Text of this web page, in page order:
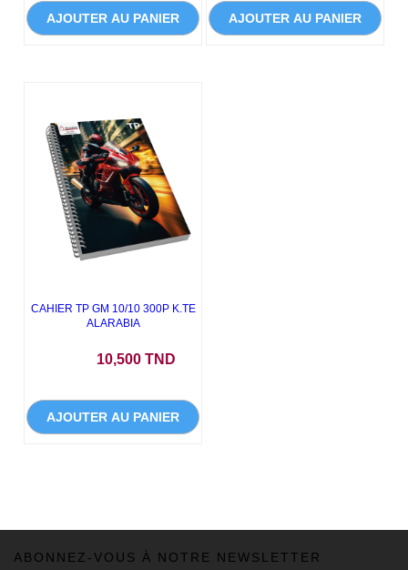
AJOUTER AU PANIER AJOUTER AU PANIER
CAHIER TP GM 10/10 300P K.TE
ALARABIA
10,500 TND
AJOUTER AU PANIER
ABONNEZ-VOUS À NOTRE NEWSLETTER